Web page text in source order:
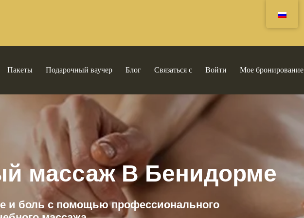
Пакеты Подарочный ваучер Блог Связаться с Войти Мое бронирование
массаж В Бенидорме
и боль с помощью профессионального